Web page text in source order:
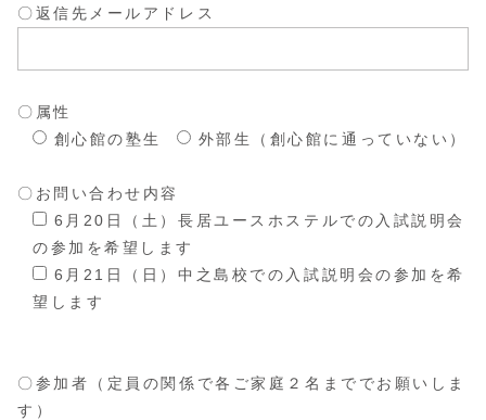
〇返信先メールアドレス
〇属性
創心館の塾生
外部生（創心館に通っていない）
〇お問い合わせ内容
6月20日（土）長居ユースホステルでの入試説明会
の参加を希望します
6月21日（日）中之島校での入試説明会の参加を希
望します
〇参加者（定員の関係で各ご家庭２名まででお願いしま
す）